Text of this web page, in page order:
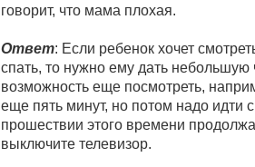
говорит, что мама плохая.
Ответ: Если ребенок хочет
спать, то нужно ему дать небольшую
возможность еще посмотреть,
еще пять минут, но потом надо идти
прошествии этого времени
выключите телевизор.